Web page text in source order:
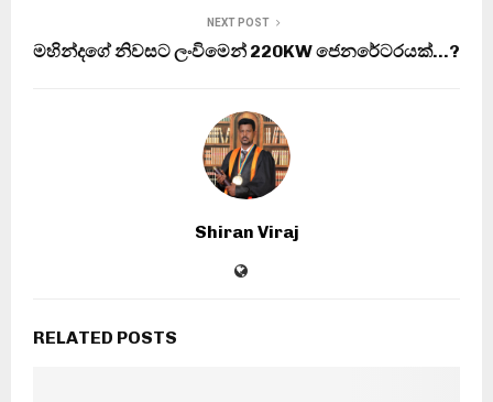
NEXT POST
මහින්දගේ නිවසට ලංවිමෙන් 220KW ජෙනරේටරයක්…?
Shiran Viraj
RELATED POSTS